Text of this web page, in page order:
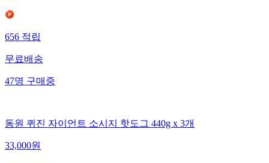
656적립
무료배송
47명구매중
동원 퀴진 자이언트 소시지 핫도그 440g x 3개
33,000원